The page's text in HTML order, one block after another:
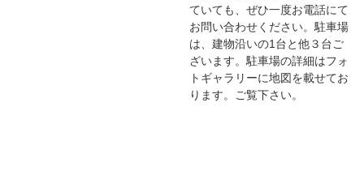
ていても、ぜひ一度お電話にて
お問い合わせください。駐車場
は、建物沿いの1台と他３台ご
ざいます。駐車場の詳細はフォ
トギャラリーに地図を載せてお
ります。ご覧下さい。